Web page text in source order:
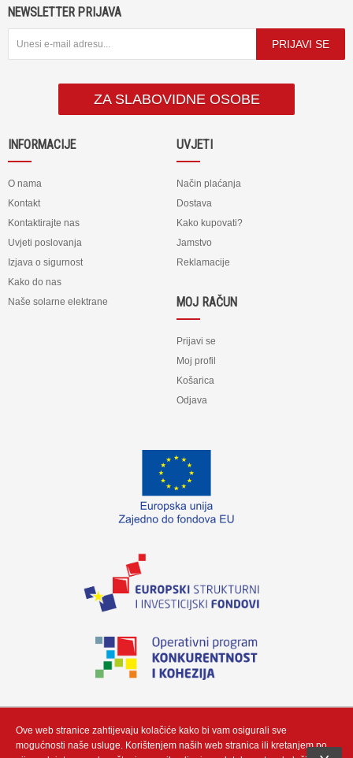
NEWSLETTER PRIJAVA
PRIJAVI SE
ZA SLABOVIDNE OSOBE
INFORMACIJE
O nama
Kontakt
Kontaktirajte nas
Uvjeti poslovanja
Izjava o sigurnost
Kako do nas
Naše solarne elektrane
UVJETI
Način plaćanja
Dostava
Kako kupovati?
Jamstvo
Reklamacije
MOJ RAČUN
Prijavi se
Moj profil
Košarica
Odjava
„Izradu internetske stranice sufinancirala je Europska unija iz Europskog fonda
Neutrino Tau d.o.o“
Ove web stranice zahtijevaju kolačiće kako bi vam osigurali sve
mogućnosti naše usluge. Korištenjem naših web stranica ili kretanjem po